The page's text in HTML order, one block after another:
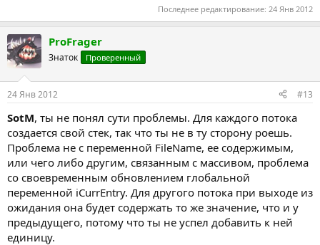
Последнее редактирование: 24 Янв 2012
ProFrager
Знаток Проверенный
24 Янв 2012 #13
SotM, ты не понял сути проблемы. Для каждого потока
создается свой стек, так что ты не в ту сторону роешь.
Проблема не с переменной FileName, ее содержимым,
или чего либо другим, связанным с массивом, проблема
со своевременным обновлением глобальной
переменной iCurrEntry. Для другого потока при выходе из
ожидания она будет содержать то же значение, что и у
предыдущего, потому что ты не успел добавить к ней
единицу.